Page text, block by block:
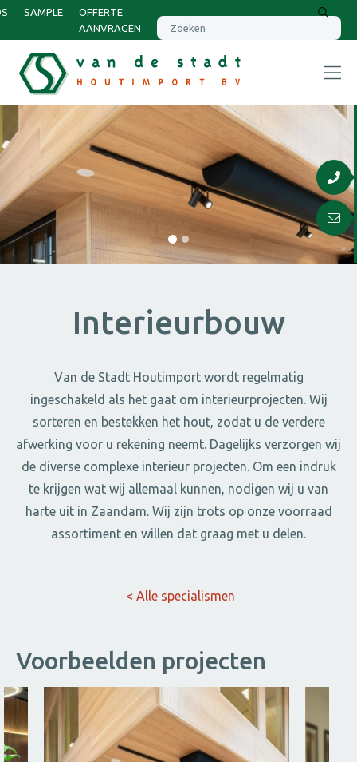
SAMPLE
OFFERTE
AANVRAGEN
Interieurbouw
Van de Stadt Houtimport wordt regelmatig
ingeschakeld als het gaat om interieurprojecten. Wij
sorteren en bestekken het hout, zodat u de verdere
afwerking voor u rekening neemt. Dagelijks verzorgen wij
de diverse complexe interieur projecten. Om een indruk
te krijgen wat wij allemaal kunnen, nodigen wij u van
harte uit in Zaandam. Wij zijn trots op onze voorraad
assortiment en willen dat graag met u delen.
< Alle specialismen
Voorbeelden projecten